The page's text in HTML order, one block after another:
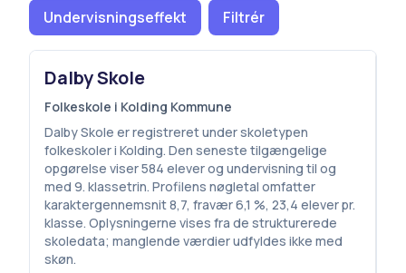
Undervisningseffekt Filtrér
Dalby Skole
Folkeskole i Kolding Kommune
Dalby Skole er registreret under skoletypen
folkeskoler i Kolding. Den seneste tilgængelige
opgørelse viser 584 elever og undervisning til og
med 9. klassetrin. Profilens nøgletal omfatter
karaktergennemsnit 8,7, fravær 6,1 %, 23,4 elever pr.
klasse. Oplysningerne vises fra de strukturerede
skoledata; manglende værdier udfyldes ikke med
skøn.